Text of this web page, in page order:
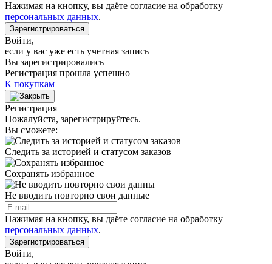
Нажимая на кнопку, вы даёте согласие на обработку
персональных данных.
Зарегистрироваться
Войти,
если у вас уже есть учетная запись
Вы зарегистрировались
Регистрация прошла успешно
К покупкам
Регистрация
Пожалуйста, зарегистрируйтесь.
Вы сможете:
Следить за историей и статусом заказов
Сохранять избранное
Не вводить повторно свои данные
Нажимая на кнопку, вы даёте согласие на обработку
персональных данных.
Зарегистрироваться
Войти,